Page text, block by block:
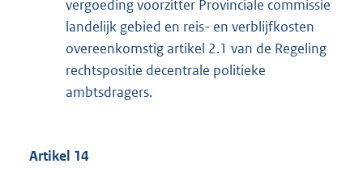
vergoeding voorzitter Provinciale commissie
landelijk gebied en reis- en verblijfkosten
overeenkomstig artikel 2.1 van de Regeling
rechtspositie decentrale politieke
ambtsdragers.
Artikel 14